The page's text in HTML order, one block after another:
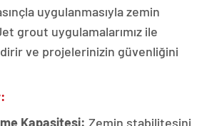
uygulanmasıyla zemin
grout uygulamalarımız ile
ve projelerinizin güvenliğini
Kapasitesi: Zemin stabilitesini